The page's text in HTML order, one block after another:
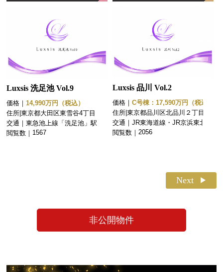
Luxsis 洗足池 Vol.9
価格｜ 14,990万円（税込）
住所|東京都大田区東雪谷4丁目
交通｜東急池上線「洗足池」駅 徒歩
9分
閲覧数｜ 1567
Luxsis 品川 Vol.2
価格｜ C号棟：17,590万円（税込）
住所| 東京都品川区北品川２丁目
交通｜ JR東海道線・JR京浜東北線・
JR山手線・JR横須賀線「品
閲覧数｜ 2056
Next
非公開物件